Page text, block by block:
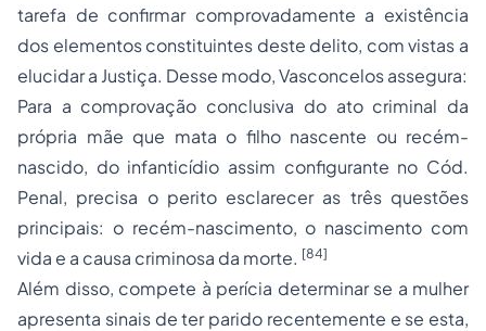
tarefa de confirmar comprovadamente a existência
dos elementos constituintes deste delito, com vistas a
elucidar a Justiça. Desse modo, Vasconcelos assegura:
Para a comprovação conclusiva do ato criminal da
própria mãe que mata o filho nascente ou recém-
nascido, do infanticídio assim configurante no Cód.
Penal, precisa o perito esclarecer as três questões
principais: o recém-nascimento, o nascimento com
vida e a causa criminosa da morte. [84]
Além disso, compete à perícia determinar se a mulher
apresenta sinais de ter parido recentemente e se esta,